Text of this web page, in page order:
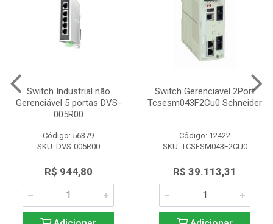
Switch Industrial não
Gerenciável 5 portas DVS-
005R00
Código: 56379
SKU: DVS-005R00
R$ 944,80
Switch Gerenciavel 2Port
Tcsesm043F2Cu0 Schneider
Código: 12422
SKU: TCSESM043F2CU0
R$ 39.113,31